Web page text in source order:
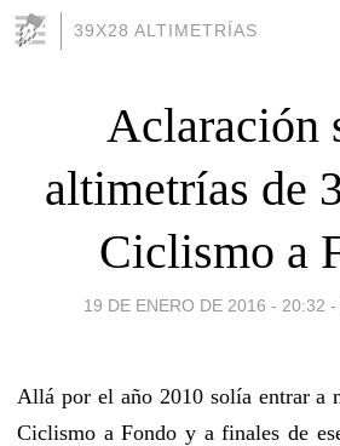
39X28 ALTIMETRÍAS
Aclaración
altimetrías de
Ciclismo a
19 DE ENERO DE 2016 - 20:32 -
Allá por el año 2010 solía entrar a
Ciclismo a Fondo y a finales de